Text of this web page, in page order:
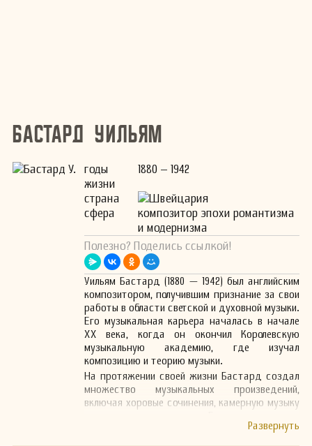
Бастард Уильям
годы
жизни
1880 – 1942
страна
Швейцария
сфера
композитор эпохи романтизма
и модернизма
Полезно? Поделись ссылкой!
Уильям Бастард (1880 — 1942) был английским
композитором, получившим признание за свои
работы в области светской и духовной музыки.
Его музыкальная карьера началась в начале
XX века, когда он окончил Королевскую
музыкальную академию, где изучал
композицию и теорию музыки.
На протяжении своей жизни Бастард создал
множество музыкальных произведений,
включая хоровые сочинения, камерную музыку
охарактеризовать как сочетание